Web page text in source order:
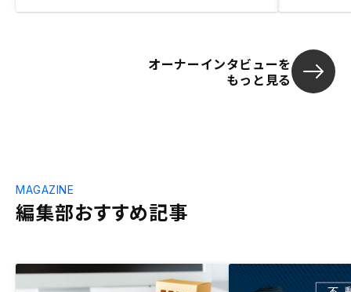
オーナーインタビューを
もっと見る
編集部おすすめ記事
MAGAZINE